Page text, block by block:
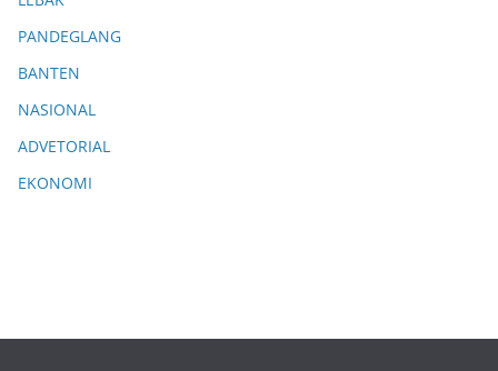
PANDEGLANG
BANTEN
NASIONAL
ADVETORIAL
EKONOMI